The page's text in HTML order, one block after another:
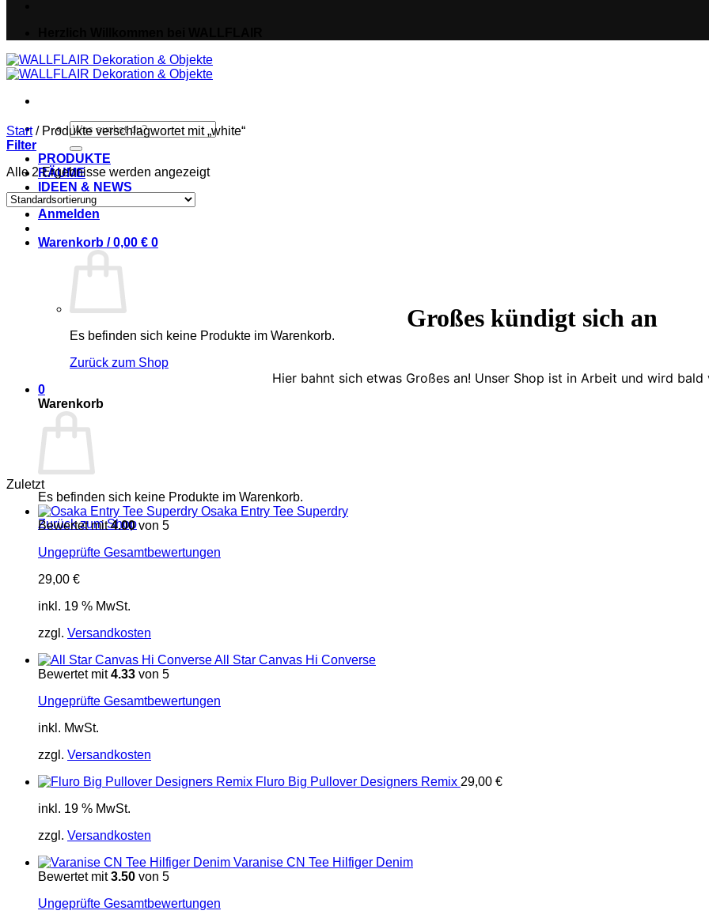
Suche
nach:
PRODUKTE
RÄUME
IDEEN & NEWS
Anmelden
Warenkorb /0,00 € 0
Es befinden sich keine Produkte im Warenkorb.
Zurück zum Shop
0
Warenkorb
Es befinden sich keine Produkte im Warenkorb.
Zurück zum Shop
Start /Produkte verschlagwortet mit „white“
Filter
Alle 2 Ergebnisse werden angezeigt
Großes kündigt sich an
Hier bahnt sich etwas Großes an! Unser Shop ist in Arbeit und wird
Zuletzt
Osaka Entry Tee Superdry
Bewertet mit4.00von 5
Ungeprüfte Gesamtbewertungen
29,00 €
inkl. 19 % MwSt.
zzgl. Versandkosten
All Star Canvas Hi Converse
Bewertet mit4.33 von 5
Ungeprüfte Gesamtbewertungen
inkl. MwSt.
zzgl. Versandkosten
Fluro Big Pullover Designers Remix 29,00 €
inkl. 19 % MwSt.
zzgl. Versandkosten
Varanise CN Tee Hilfiger Denim
Bewertet mit3.50 von 5
Ungeprüfte Gesamtbewertungen